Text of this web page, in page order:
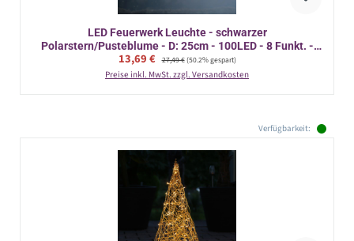
LED Feuerwerk Leuchte - schwarzer
Polarstern/Pusteblume - D: 25cm - 100LED - 8 Funkt. -
Fernb.
Verkaufspreis:
13,69 € Regulärer Preis:
27,49 €(50.2% gespart)
Preise inkl. MwSt. zzgl. Versandkosten
Verfügbarkeit: